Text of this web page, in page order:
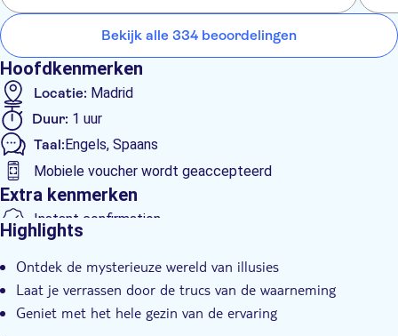
Bekijk alle 334 beoordelingen
Hoofdkenmerken
Locatie: Madrid
Duur: 1 uur
Taal:Engels, Spaans
Mobiele voucher wordt geaccepteerd
Extra kenmerken
Instant confirmation
Entree inbegrepen
E-Voucher
Highlights
Ontdek de mysterieuze wereld van illusies
Laat je verrassen door de trucs van de waarneming
Geniet met het hele gezin van de ervaring